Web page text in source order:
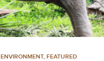
ENVIRONMENT, FEATURED